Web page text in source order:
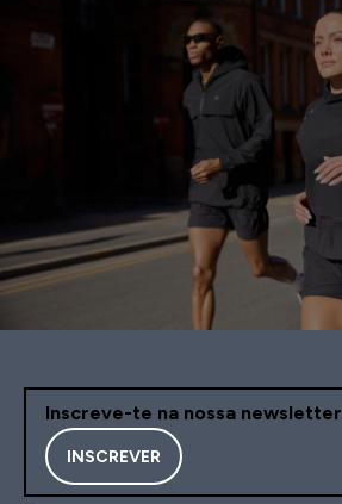
Inscreve-te na nossa newsletter
INSCREVER